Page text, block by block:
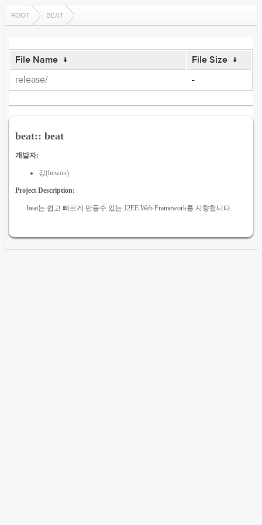
ROOT BEAT
File Name ↓ File Size ↓
release/
-
beat:: beat
개발자:
강(hewon)
Project Description:
beat는 쉽고 빠르게 만들수 있는 J2EE Web Framework를 지향합니다.